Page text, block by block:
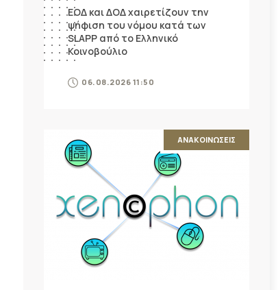
ΕΟΔ και ΔΟΔ χαιρετίζουν την
ψήφιση του νόμου κατά των
SLAPP από το Ελληνικό
Κοινοβούλιο
06.08.2026 11:50
ΑΝΑΚΟΙΝΩΣΕΙΣ